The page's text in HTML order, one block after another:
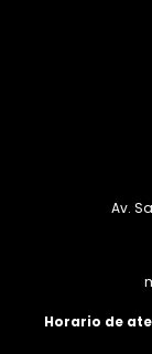
Av.
Horario de